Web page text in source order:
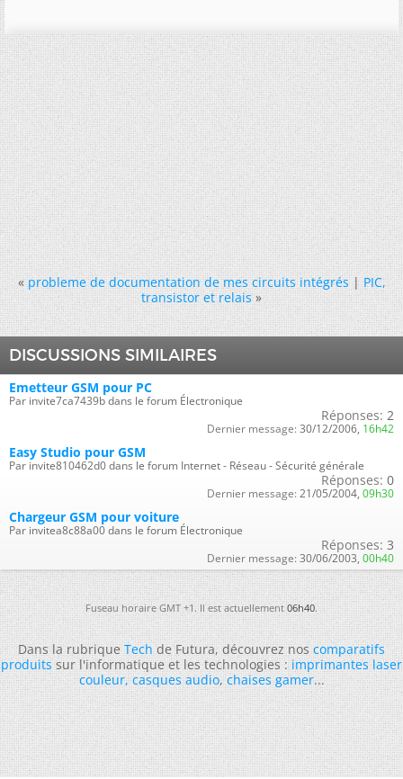
« probleme de documentation de mes circuits intégrés|PIC,
transistor et relais »
DISCUSSIONS SIMILAIRES
Emetteur GSM pour PC
Par invite7ca7439b dans le forum Électronique
Réponses: 2
Dernier message: 30/12/2006, 16h42
Easy Studio pour GSM
Par invite810462d0 dans le forum Internet - Réseau - Sécurité générale
Réponses: 0
Dernier message: 21/05/2004, 09h30
Chargeur GSM pour voiture
Par invitea8c88a00 dans le forum Électronique
Réponses: 3
Dernier message: 30/06/2003, 00h40
Fuseau horaire GMT +1. Il est actuellement06h40.
Dans la rubriqueTechde Futura, découvrez noscomparatifs
produitssur l'informatique et les technologies :imprimantes laser
couleur,casques audio,chaises gamer...